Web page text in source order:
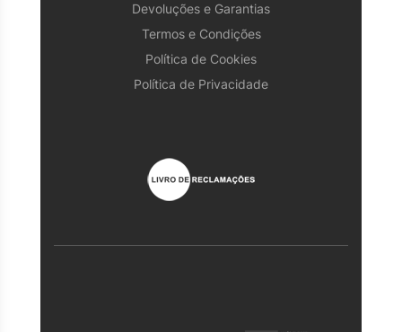
Devoluções e Garantias
Termos e Condições
Política de Cookies
Política de Privacidade